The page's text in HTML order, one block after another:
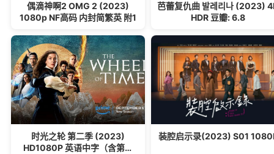
偶滴神啊2 OMG 2 (2023)
1080p NF高码 内封简繁英 附1
芭蕾复仇曲 발레리나 (2023)
HDR 豆瓣: 6.8
时光之轮 第二季 (2023)
HD1080P 英语中字（含第一
装腔启示录(2023) S01